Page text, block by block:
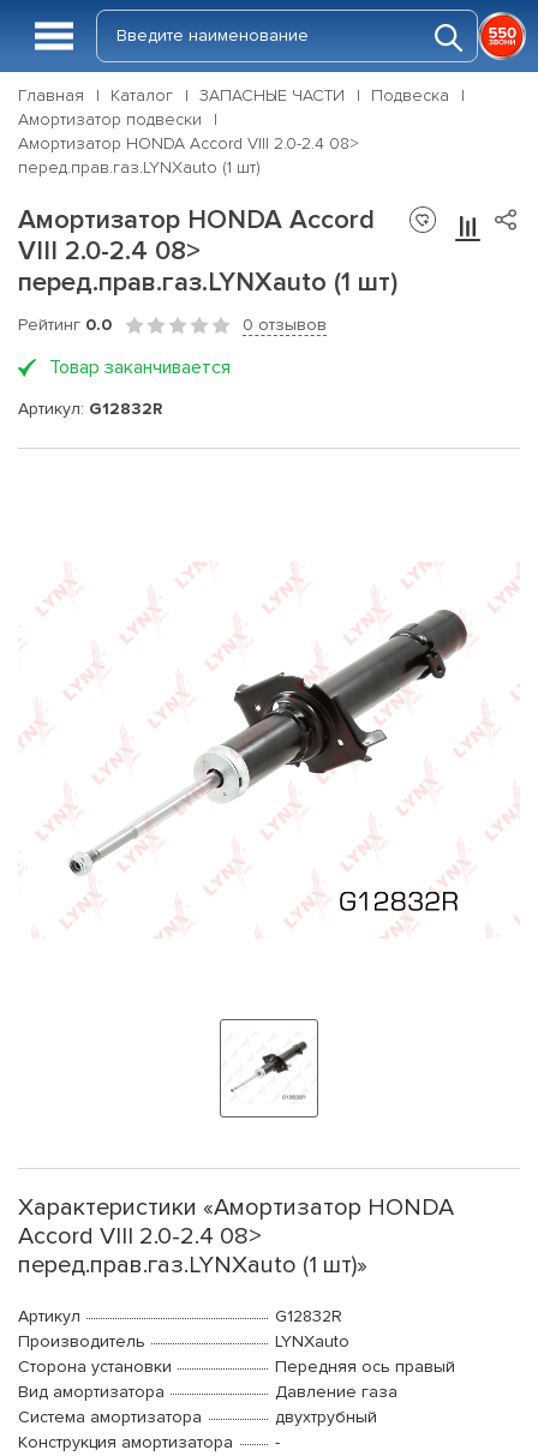
Главная Каталог ЗАПАСНЫЕ ЧАСТИ
Подвеска
Амортизатор подвески
Амортизатор HONDA Accord VIII 2.0-2.4 08>
перед.прав.газ.LYNXauto (1 шт)
Амортизатор HONDA Accord
VIII 2.0-2.4 08>
перед.прав.газ.LYNXauto (1 шт)
Рейтинг 0.0 0 отзывов
Товар заканчивается
Артикул: G12832R
Характеристики «Амортизатор HONDA
Accord VIII 2.0-2.4 08>
перед.прав.газ.LYNXauto (1 шт)»
Артикул
G12832R
Производитель
LYNXauto
Сторона установки
Передняя ось правый
Вид амортизатора
Давление газа
Система амортизатора
двухтрубный
Конструкция амортизатора
-